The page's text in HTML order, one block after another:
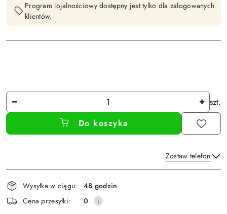
Program lojalnościowy dostępny jest tylko dla zalogowanych
klientów.
Ilość
szt.
Do koszyka
Zostaw telefon
Wyślij
Dostępność
i
dostawa
Wysyłka w ciągu:
48 godzin
Cena przesyłki:
0